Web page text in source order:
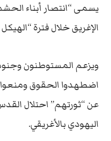
يسمى “انتصار أبناء
الإغريق خلال فترة
ويزعم المستوطنون وجنود
اضطهدوا الحقوق ومنعوا
عن “ثورتهم” احتلال
اليهودي بالأغريقي.